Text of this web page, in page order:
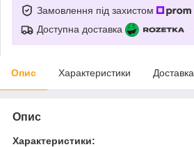
Замовлення під захистом
Доступна доставка
Опис Характеристики Доставка
Опис
Характеристики: